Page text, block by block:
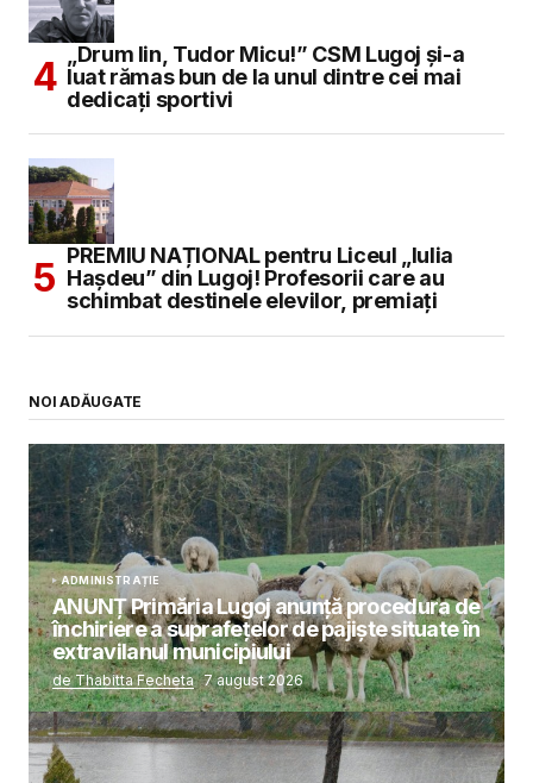
„Drum lin, Tudor Micu!” CSM Lugoj și-a
luat rămas bun de la unul dintre cei mai
dedicați sportivi
PREMIU NAȚIONAL pentru Liceul „Iulia
Hașdeu” din Lugoj! Profesorii care au
schimbat destinele elevilor, premiați
NOI ADĂUGATE
ADMINISTRAȚIE
ANUNȚ Primăria Lugoj anunță procedura de
închiriere a suprafețelor de pajiște situate în
extravilanul municipiului
de Thabitta Fecheta 7 august 2026